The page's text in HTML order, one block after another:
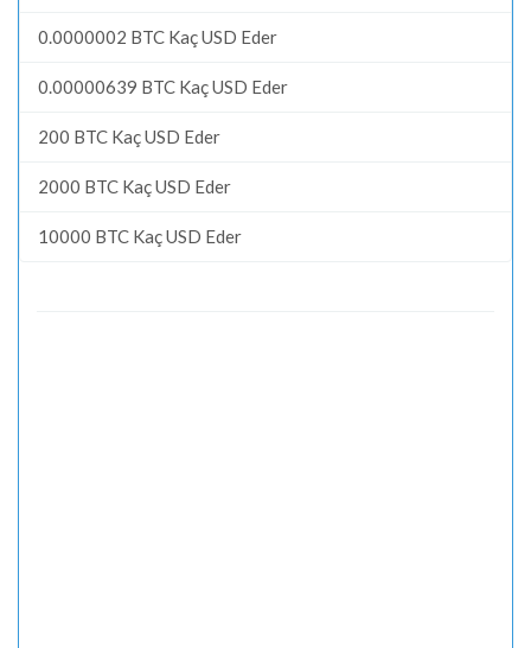
0.0000002 BTC Kaç USD Eder
0.00000639 BTC Kaç USD Eder
200 BTC Kaç USD Eder
2000 BTC Kaç USD Eder
10000 BTC Kaç USD Eder